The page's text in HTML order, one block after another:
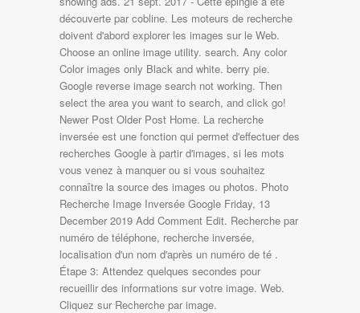
découverte par cobline. Les moteurs de recherche
doivent d'abord explorer les images sur le Web.
Choose an online image utility. search. Any color
Color images only Black and white. berry pie.
Google reverse image search not working. Then
select the area you want to search, and click go!
Newer Post Older Post Home. La recherche
inversée est une fonction qui permet d'effectuer des
recherches Google à partir d'images, si les mots
vous venez à manquer ou si vous souhaitez
connaître la source des images ou photos. Photo
Recherche Image Inversée Google Friday, 13
December 2019 Add Comment Edit. Recherche par
numéro de téléphone, recherche inversée,
localisation d'un nom d'après un numéro de té .
Étape 3: Attendez quelques secondes pour
recueillir des informations sur votre image. Web.
Cliquez sur Recherche par image.